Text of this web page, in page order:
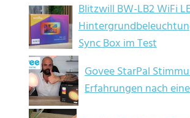
Blitzwill BW-LB2 WiFi
Sync Box im Test
Govee StarPal
Erfahrungen nach